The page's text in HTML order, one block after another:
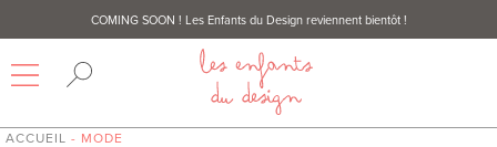
COMING SOON ! Les Enfants du Design reviennent bientôt !
ACCUEIL - MODE